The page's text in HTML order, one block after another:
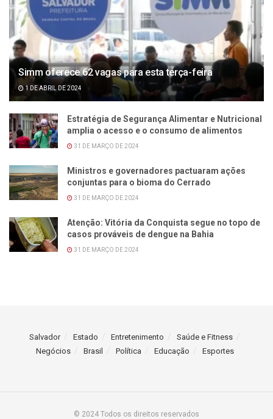
Simm oferece 62 vagas para esta terça-feira
1 DE ABRIL DE 2024
Estratégia de Segurança Alimentar e Nutricional
amplia o acesso e o consumo de alimentos
31 DE MARÇO DE 2024
Ministros e governadores pactuaram ações
conjuntas para o bioma do Cerrado
31 DE MARÇO DE 2024
Atenção: Vitória da Conquista segue no topo de
casos prováveis de dengue na Bahia
31 DE MARÇO DE 2024
Salvador Estado Entretenimento
Saúde e Fitness
Negócios
Brasil Política Educação Esportes
© 2024 Todos os direitos reservados